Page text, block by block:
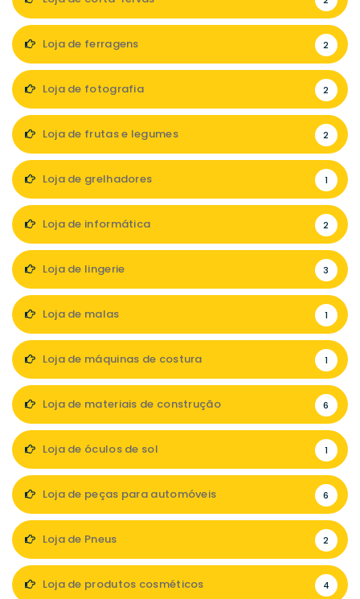
Loja de ferragens 2
Loja de fotografia 2
Loja de frutas e legumes 2
Loja de grelhadores 1
Loja de informática 2
Loja de lingerie 3
Loja de malas 1
Loja de máquinas de costura 1
Loja de materiais de construção 6
Loja de óculos de sol 1
Loja de peças para automóveis 6
Loja de Pneus 2
Loja de produtos cosméticos 4